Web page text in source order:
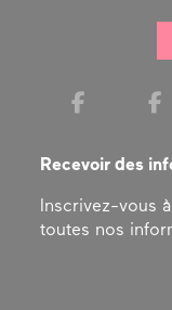
Recevoir des
Inscrivez-vous
toutes nos